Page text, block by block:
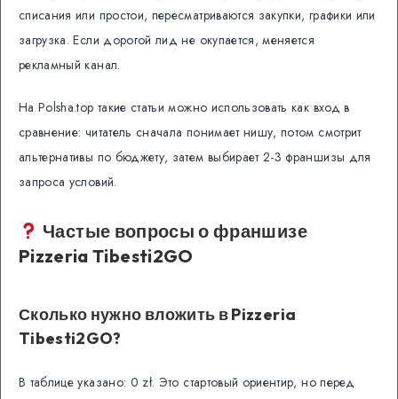
списания или простои, пересматриваются закупки, графики или
загрузка. Если дорогой лид не окупается, меняется
рекламный канал.
На Polsha.top такие статьи можно использовать как вход в
сравнение: читатель сначала понимает нишу, потом смотрит
альтернативы по бюджету, затем выбирает 2-3 франшизы для
запроса условий.
Частые вопросы о франшизе
Pizzeria Tibesti2GO
Сколько нужно вложить в Pizzeria
Tibesti2GO?
В таблице указано: 0 zł. Это стартовый ориентир, но перед